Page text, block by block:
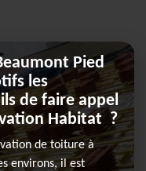
Pied
les
de faire appel
Habitat ?
de toiture à
environs, il est